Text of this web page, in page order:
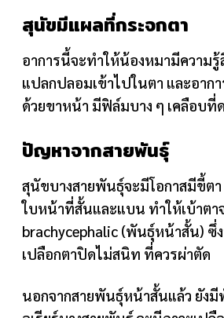
สุนัขมีแผลที่กระจกตา
อาการนี้จะทำให้น้องหมามีความรู้
แปลกปลอมเข้าไปในตา และอาก
ด้วยขาหน้า มีฟิล์มบาง ๆ เคลือบ
ปัญหาจากสายพันธุ์
สุนัขบางสายพันธุ์จะมีโอกาสมีขี้ต
ใบหน้าที่สั้นและแบน ทำให้เบ้าตา
brachycephalic (พันธุ์หน้าสั้น) ซึ่
เปลือกตาปิดไม่สนิท ที่ควรผ่าตัด
นอกจากสายพันธุ์หน้าสั้นแล้ว ยังมี